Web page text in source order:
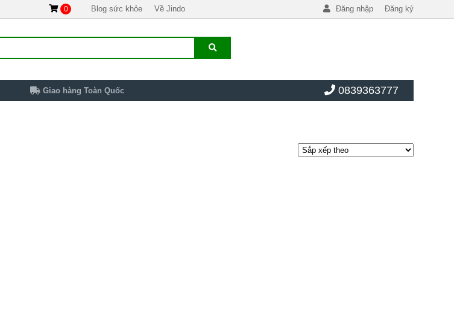
0 Blog sức khỏe Về Jindo Đăng nhập Đăng ký
Giao hàng Toàn Quốc 0839363777